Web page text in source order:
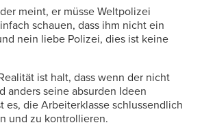
meint, er müsse Weltpolizei
schauen, dass ihm nicht ein
nein liebe Polizei, dies ist keine
ist halt, dass wenn der nicht
anders seine absurden Ideen
es, die Arbeiterklasse schlussendlich
und zu kontrollieren.